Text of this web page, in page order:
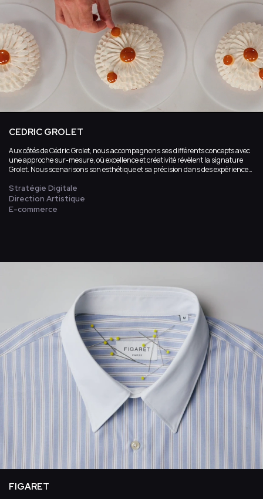
CEDRIC GROLET
Aux côtés de Cédric Grolet, nous accompagnons ses différents concepts avec
une approche sur-mesure, où excellence et créativité révèlent la signature
Grolet. Nous scenarisons son esthétique et sa précision dans des expériences
Stratégie Digitale
Direction Artistique
E-commerce
FIGARET